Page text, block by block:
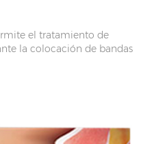
el tratamiento de
la colocación de bandas